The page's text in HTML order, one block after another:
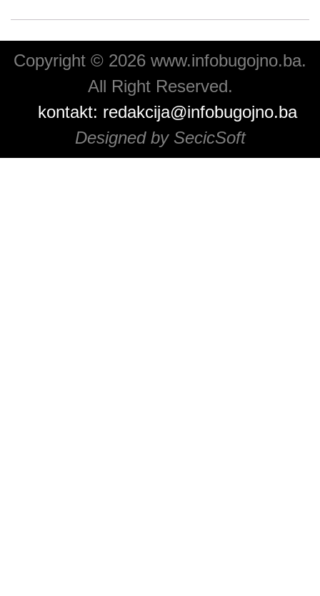
Copyright © 2026 www.infobugojno.ba.
All Right Reserved.
kontakt: redakcija@infobugojno.ba
Designed by SecicSoft